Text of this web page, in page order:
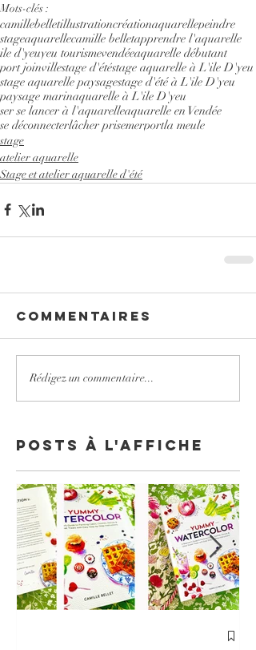
Mots-clés :
camillebelletillustrationcréationaquarellepeindre
stageaquarellecamille belletapprendre l'aquarelle
ile d'yeuyeu tourismevendéeaquarelle débutant
port joinvillestage d'étéstage aquarelle à L'ile D'yeu
stage aquarelle paysagestage d'été à L'ile D'yeu
paysage marinaquarelle à L'ile D'yeu
ser se lancer à l'aquarelleaquarelle en Vendée
se déconnecterlâcher prisemerportla meule
stage
atelier aquarelle
Stage et atelier aquarelle d'été
Commentaires
Rédigez un commentaire...
Posts à l'affiche